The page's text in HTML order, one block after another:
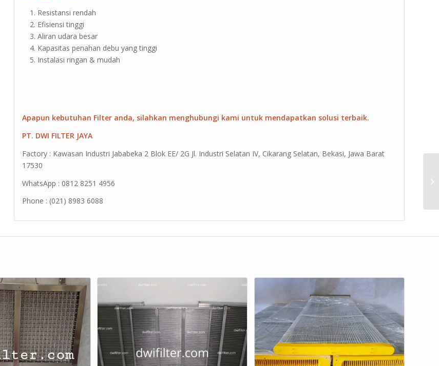
Resistansi rendah
Efisiensi tinggi
Aliran udara besar
Kapasitas penahan debu yang tinggi
Instalasi ringan & mudah
Apapun kebutuhan Filter anda, silahkan menghubungi kami untuk mendapatkan solusi terbaik.
PT. DWI FILTER JAYA
Factory : Kawasan Industri Jababeka 2 Blok EE/ 2G Jl. Industri Selatan IV, Cikarang Selatan, Bekasi, Jawa Barat
17530
WhatsApp : 0812 8251 4956
Phone : (021) 8983 6088